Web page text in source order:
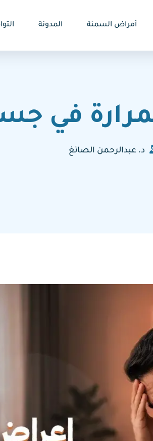
أمراض السمنة المدونة
في
د. عبدالرحمن الصائغ